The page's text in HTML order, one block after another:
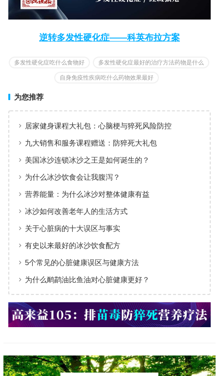
逆转多发性硬化症——科英布拉方案
多发性硬化症吃什么食物好 多发性硬化症最好的治疗方法药物是什么
自身免疫性疾病吃什么药物效果最好
为您推荐
居家健身课程大礼包：心脑梗与猝死风险防控
九大销售和服务课程赠送：防猝死大礼包
美国冰沙连锁冰沙之王是如何诞生的？
为什么冰沙饮食会让我腹泻？
营养能量：为什么冰沙对整体健康有益
冰沙如何改善老年人的生活方式
关于心脏病的十大误区与事实
有史以来最好的冰沙饮食配方
5个常见的心脏健康误区与健康方法
为什么鸸鹋油比鱼油对心脏健康更好？